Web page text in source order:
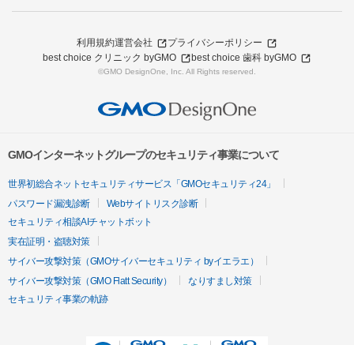
利用規約運営会社
プライバシーポリシー
best choice クリニック byGMO
best choice 歯科 byGMO
©GMO DesignOne, Inc. All Rights reserved.
GMOインターネットグループのセキュリティ事業について
世界初総合ネットセキュリティサービス「GMOセキュリティ24」
パスワード漏洩診断
Webサイトリスク診断
セキュリティ相談AIチャットボット
実在証明・盗聴対策
サイバー攻撃対策（GMOサイバーセキュリティ byイエラエ）
サイバー攻撃対策（GMO Flatt Security）
なりすまし対策
セキュリティ事業の軌跡